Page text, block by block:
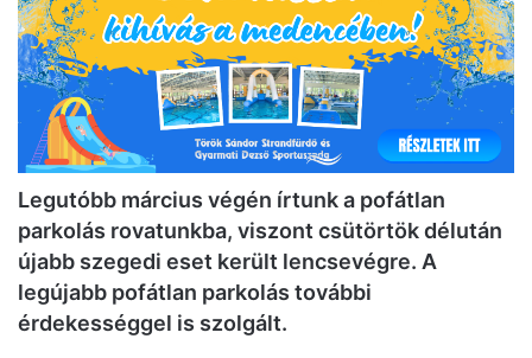
Legutóbb március végén írtunk a pofátlan
parkolás rovatunkba, viszont csütörtök délután
újabb szegedi eset került lencsevégre. A
legújabb pofátlan parkolás további
érdekességgel is szolgált.